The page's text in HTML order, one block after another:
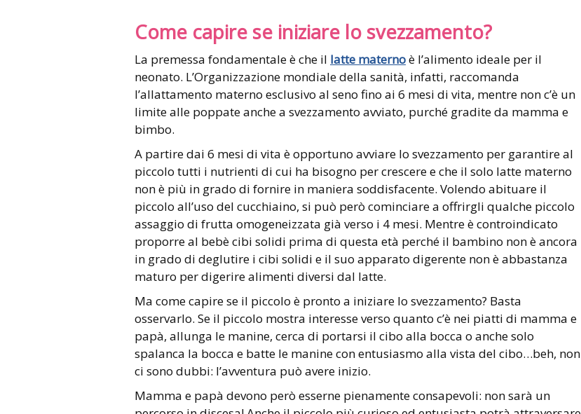
Come capire se iniziare lo svezzamento?
La premessa fondamentale è che il latte maternoè l’alimento ideale per il
neonato. L’Organizzazione mondiale della sanità, infatti, raccomanda
l’allattamento materno esclusivo al seno fino ai 6 mesi di vita, mentre non c’è un
limite alle poppate anche a svezzamento avviato, purché gradite da mamma e
bimbo.
A partire dai 6 mesi di vita è opportuno avviare lo svezzamento per garantire al
piccolo tutti i nutrienti di cui ha bisogno per crescere e che il solo latte materno
non è più in grado di fornire in maniera soddisfacente. Volendo abituare il
piccolo all’uso del cucchiaino, si può però cominciare a offrirgli qualche piccolo
assaggio di frutta omogeneizzata già verso i 4 mesi. Mentre è controindicato
proporre al bebè cibi solidi prima di questa età perché il bambino non è ancora
in grado di deglutire i cibi solidi e il suo apparato digerente non è abbastanza
maturo per digerire alimenti diversi dal latte.
Ma come capire se il piccolo è pronto a iniziare lo svezzamento? Basta
osservarlo. Se il piccolo mostra interesse verso quanto c’è nei piatti di mamma e
papà, allunga le manine, cerca di portarsi il cibo alla bocca o anche solo
spalanca la bocca e batte le manine con entusiasmo alla vista del cibo…beh, non
ci sono dubbi: l’avventura può avere inizio.
Mamma e papà devono però esserne pienamente consapevoli: non sarà un